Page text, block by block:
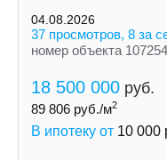
04.08.2026
37 просмотров, 8 за
номер объекта
18 500 000 руб.
89 806 руб./м2
В ипотеку от 10 000